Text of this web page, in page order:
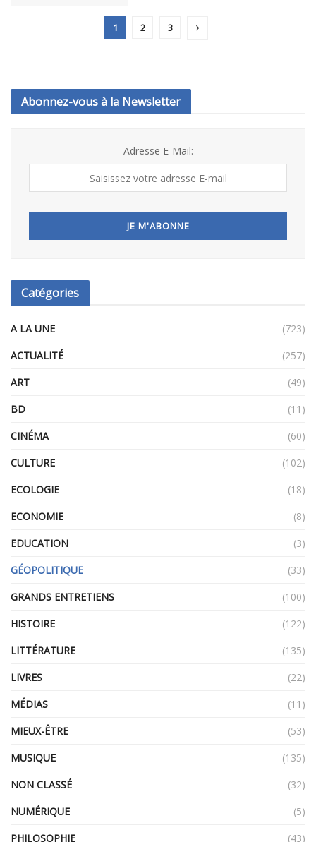
1 2 3
Abonnez-vous à la Newsletter
Adresse E-Mail:
Catégories
A LA UNE
(723)
ACTUALITÉ
(257)
ART
(49)
BD
(11)
CINÉMA
(60)
CULTURE
(102)
ECOLOGIE
(18)
ECONOMIE
(8)
EDUCATION
(3)
GÉOPOLITIQUE
(33)
GRANDS ENTRETIENS
(100)
HISTOIRE
(122)
LITTÉRATURE
(135)
LIVRES
(22)
MÉDIAS
(11)
MIEUX-ÊTRE
(53)
MUSIQUE
(135)
NON CLASSÉ
(32)
NUMÉRIQUE
(5)
PHILOSOPHIE
(43)